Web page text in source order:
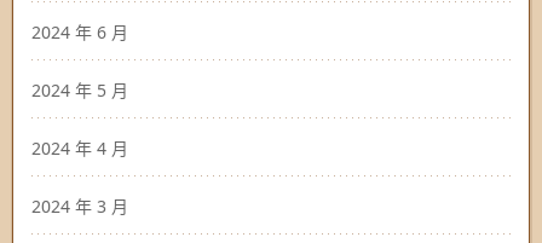
2024 年 6 月
2024 年 5 月
2024 年 4 月
2024 年 3 月